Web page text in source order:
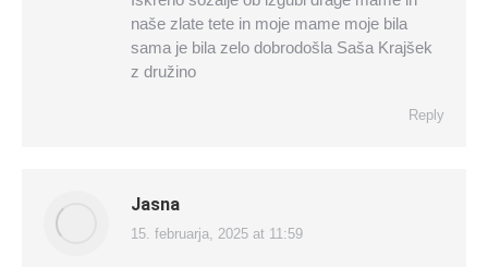
naše zlate tete in moje mame moje bila
sama je bila zelo dobrodošla Saša Krajšek
z družino
Reply
Jasna
says:
15. februarja, 2025 at 11:59